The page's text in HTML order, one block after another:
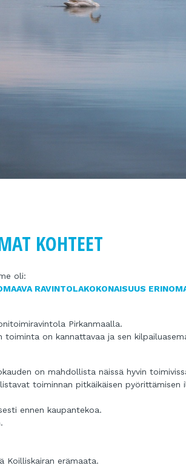
KOHTEET
oli:
RAVINTOLAKOKONAISUUS
Pirkanmaalla.
on kannattavaa ja sen
on mahdollista näissä hyvin
toiminnan pitkäikäisen pyörittämisen
ennen kaupantekoa.
Koilliskairan erämaata.